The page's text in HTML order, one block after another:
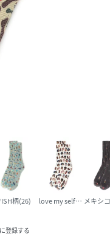
柄(26) love my self柄(25)メキシ
登録する